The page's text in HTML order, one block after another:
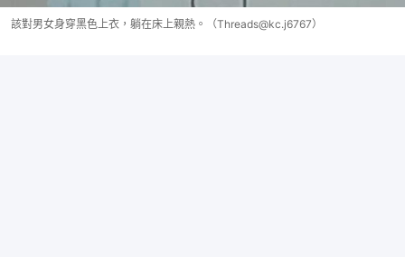
該對男女身穿黑色上衣，躺在床上親熱。（Threads@kc.j6767）